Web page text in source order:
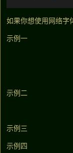
如果你想使用网络字
示例一
示例二
示例三
示例四